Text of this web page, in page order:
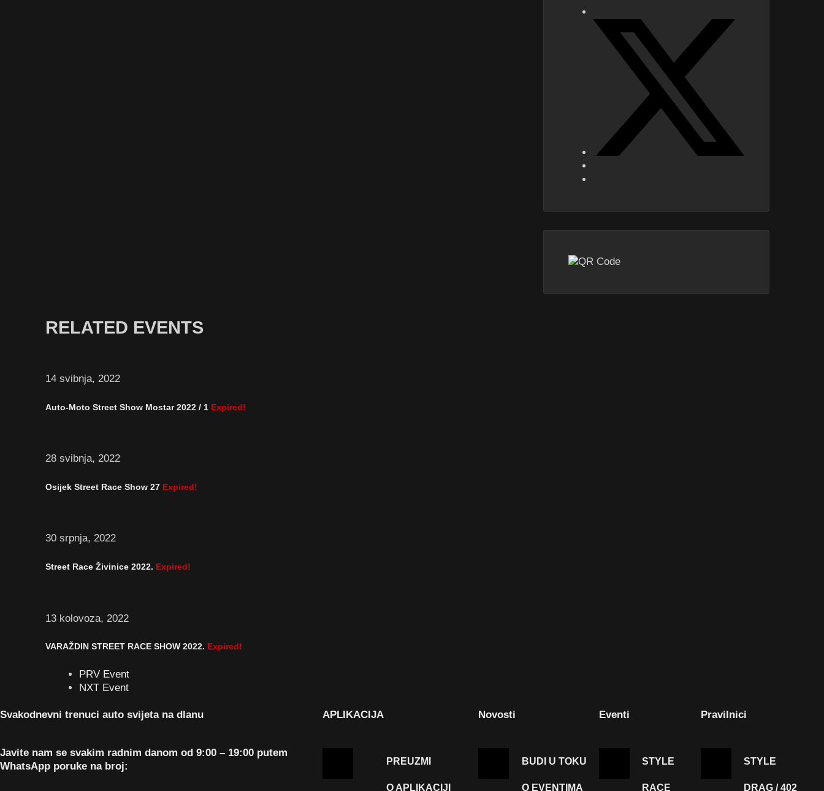
RELATED EVENTS
14 svibnja, 2022
Auto-Moto Street Show Mostar 2022 / 1 Expired!
28 svibnja, 2022
Osijek Street Race Show 27 Expired!
30 srpnja, 2022
Street Race Živinice 2022. Expired!
13 kolovoza, 2022
VARAŽDIN STREET RACE SHOW 2022. Expired!
PRV Event
NXT Event
Svakodnevni trenuci auto svijeta na dlanu
Javite nam se svakim radnim danom od 9:00 – 19:00 putem
WhatsApp poruke na broj:
APLIKACIJA
PREUZMI
O APLIKACIJI
Novosti
BUDI U TOKU
O EVENTIMA
Eventi
STYLE
RACE
Pravilnici
STYLE
DRAG / 402